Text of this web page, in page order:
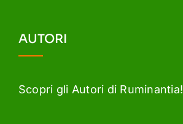
AUTORI
Scopri gli Autori di Ruminantia!